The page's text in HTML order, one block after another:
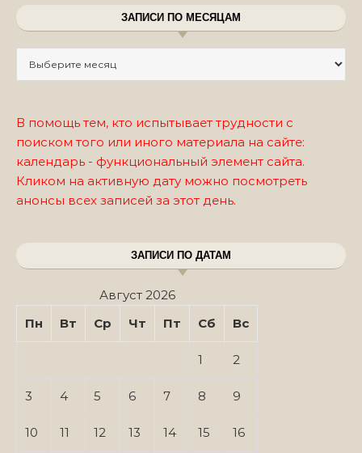
ЗАПИСИ ПО МЕСЯЦАМ
В помощь тем, кто испытывает трудности с
поиском того или иного материала на сайте:
календарь - функциональный элемент сайта.
Кликом на активную дату можно посмотреть
анонсы всех записей за этот день.
ЗАПИСИ ПО ДАТАМ
Август 2026
Пн
Вт Ср Чт Пт Сб Вс
1 2
3 4 5 6 7 8 9
10 11 12 13 14 15 16